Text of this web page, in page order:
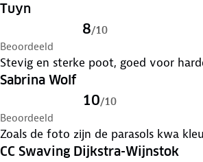
Tuyn
8/10
Beoordeeld
Stevig en sterke poot, goed voor
Sabrina Wolf
10/10
Beoordeeld
CC Swaving Dijkstra-Wijnstok